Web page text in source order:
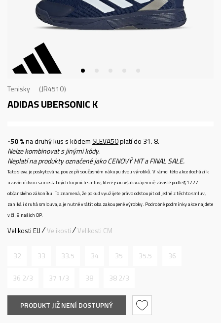
Tenisky JR4510
ADIDAS UBERSONIC K
-50 %na druhý kus s kódem SLEVA50platí do 31. 8.
Nelze kombinovat s jinými kódy.
Neplatí na produkty označené jako CENOVÝ HIT a FINAL SALE.
Tato sleva je poskytována pouze při současném nákupu dvou výrobků. V rámci této akce dochází k
uzavření dvou samostatných kupních smluv, které jsou však vzájemně závislé podle § 1727
občanského zákoníku. To znamená, že pokud využijete právo odstoupit od jedné z těchto smluv,
zaniká i druhá smlouva, a je nutné vrátit oba zakoupené výrobky. Podrobné podmínky akce najdete
v čl. 9 našich OP.
Velikosti EU Velikosti Velikosti CM
32 33 33.5 34 35 35.5 36
36 2/3 37 1/3 38 38 2/3
PRODUKT JIŽ NENÍ DOSTUPNÝ